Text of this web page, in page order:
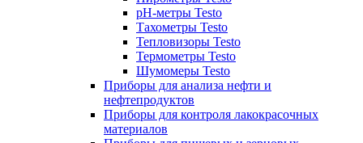
pH-метры Testo
Тахометры Testo
Тепловизоры Testo
Термометры Testo
Шумомеры Testo
Приборы для анализа нефти и
нефтепродуктов
Приборы для контроля лакокрасочных
материалов